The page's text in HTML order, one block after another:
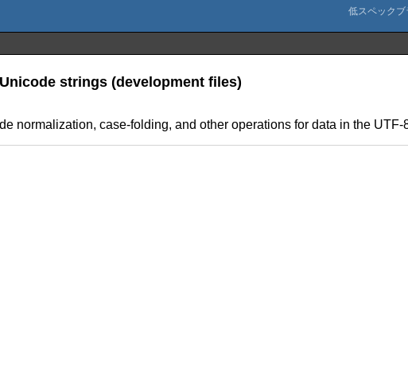
strings (development files)
normalization, case-folding, and other operations for data in the